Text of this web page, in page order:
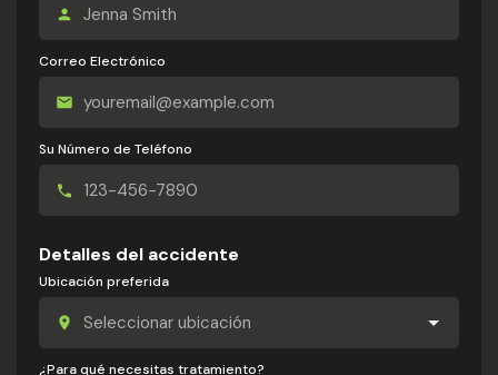
Correo Electrónico
Su Número de Teléfono
Detalles del accidente
Ubicación preferida
¿Para qué necesitas tratamiento?